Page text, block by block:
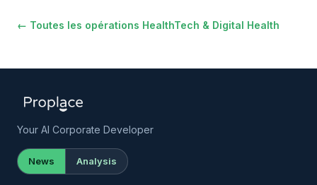
← Toutes les opérations HealthTech & Digital Health
Your AI Corporate Developer
News Analysis